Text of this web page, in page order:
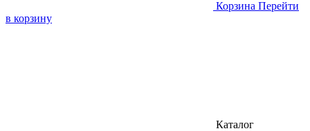
Корзина Перейти
в корзину
Каталог